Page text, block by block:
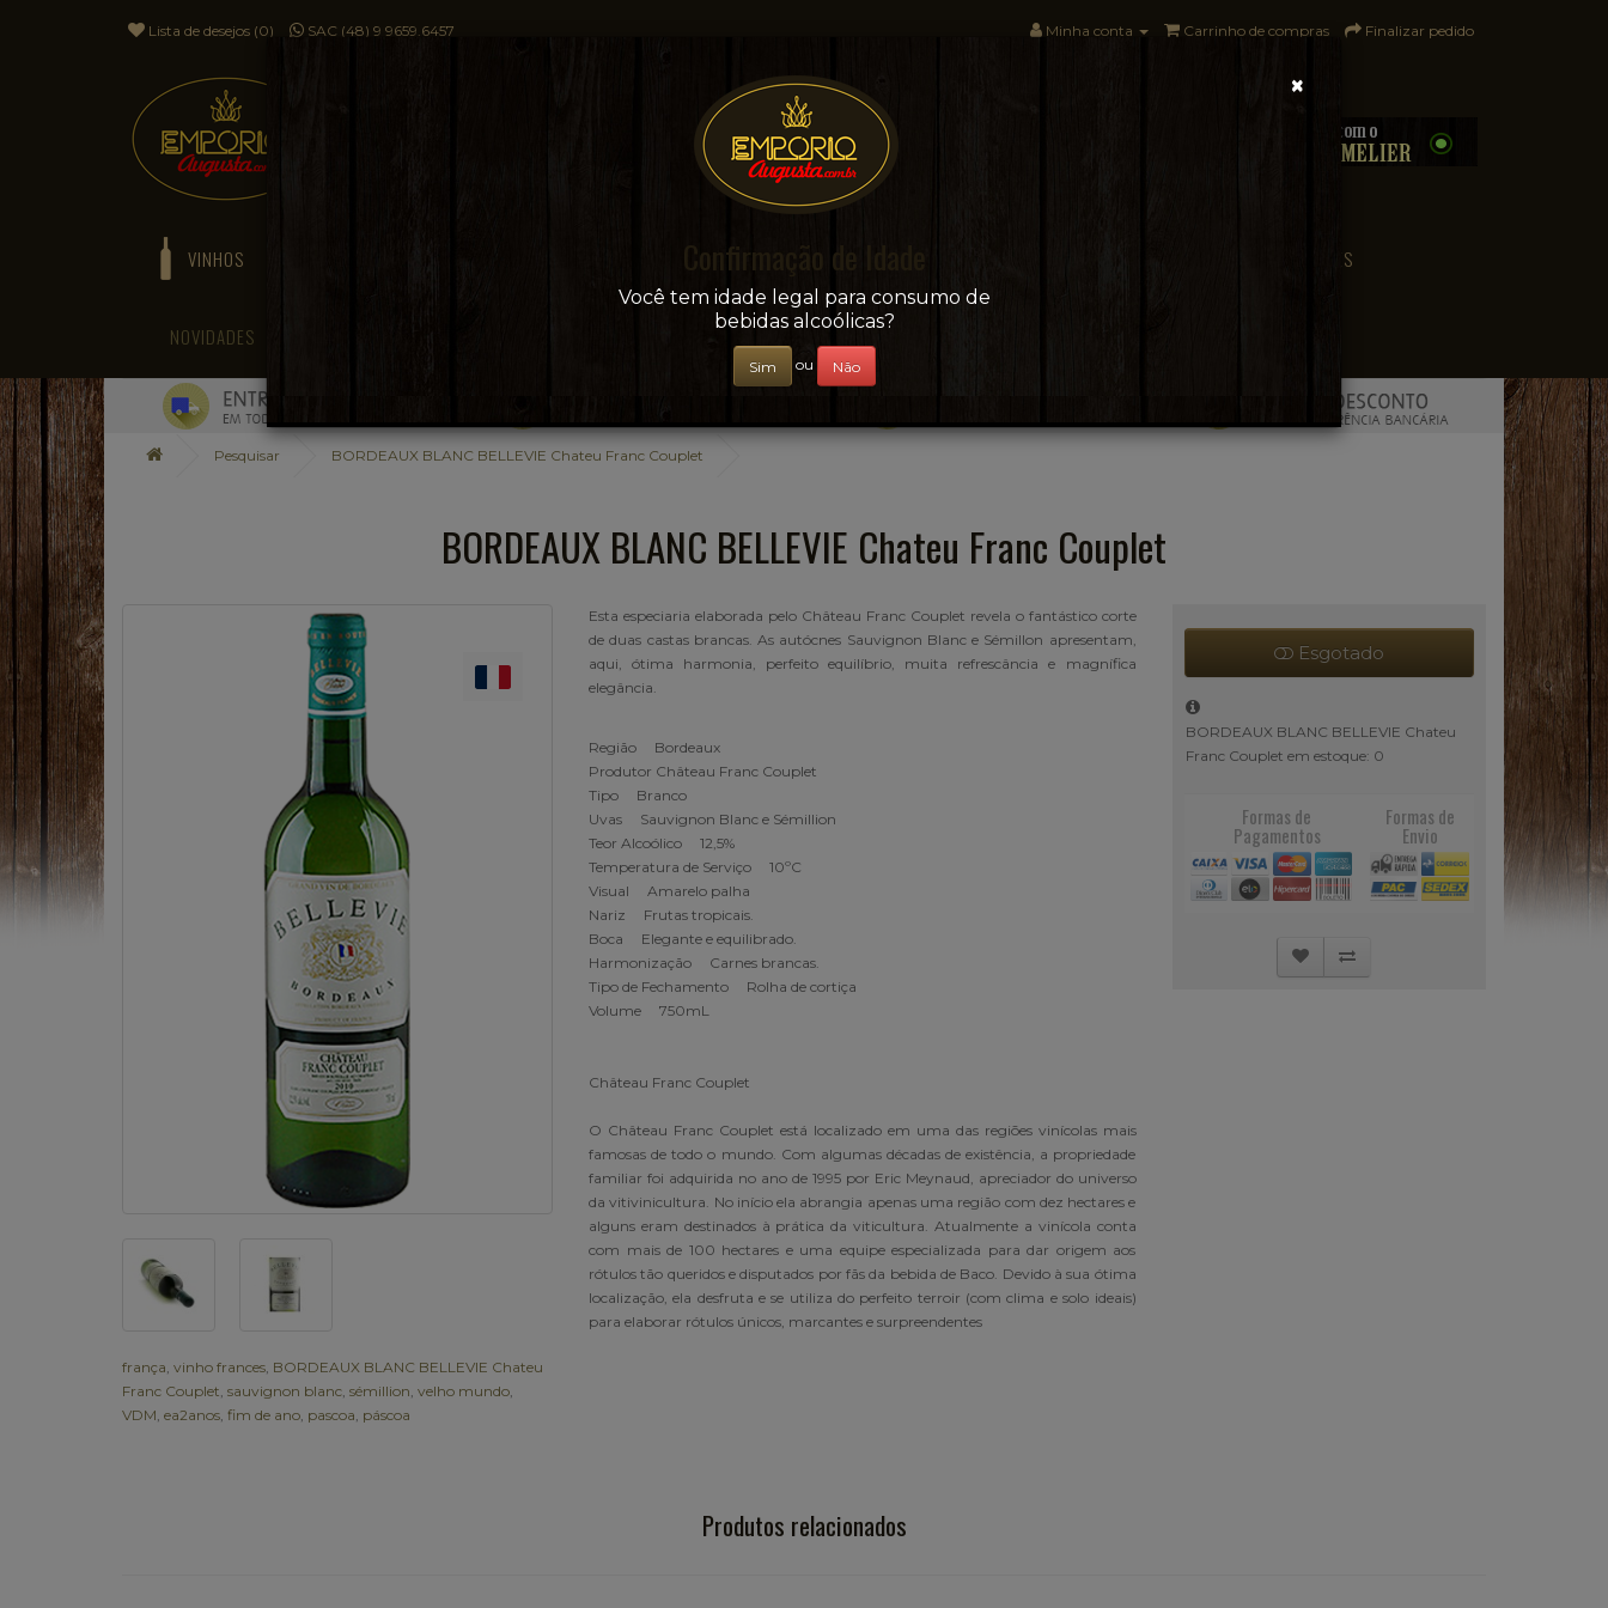
Lista de desejos (0) SAC (48) 9 9659.6457 Minha conta Carrinho de compras Finalizar pedido
Sua conveniência e adega on-line!
VINHOS + BEBIDAS PAÍSES
NOVIDADES
Pesquisar BORDEAUX BLANC BELLEVIE Chateu Franc Couplet
BORDEAUX BLANC BELLEVIE Chateu Franc Couplet
frança vinho frances BORDEAUX BLANC BELLEVIE Chateu
Franc Couplet sauvignon blanc sémillion velho mundo
VDM ea2anos fim de ano pascoa páscoa
Esta especiaria elaborada pelo Château Franc Couplet revela o fantástico corte
de duas castas brancas. As autócnes Sauvignon Blanc e Sémillon apresentam,
aqui, ótima harmonia, perfeito equilíbrio, muita refrescância e magnífica
elegância.
Região Bordeaux
Produtor Château Franc Couplet
Tipo Branco
Uvas Sauvignon Blanc e Sémillion
Teor Alcoólico 12,5%
Temperatura de Serviço 10ºC
Visual Amarelo palha
Nariz Frutas tropicais.
Boca Elegante e equilibrado.
Harmonização Carnes brancas.
Tipo de Fechamento Rolha de cortiça
Volume 750mL
Château Franc Couplet
O Château Franc Couplet está localizado em uma das regiões vinícolas mais
famosas de todo o mundo. Com algumas décadas de existência, a propriedade
familiar foi adquirida no ano de 1995 por Eric Meynaud, apreciador do universo
da vitivinicultura. No início ela abrangia apenas uma região com dez hectares e
alguns eram destinados à prática da viticultura. Atualmente a vinícola conta
com mais de 100 hectares e uma equipe especializada para dar origem aos
rótulos tão queridos e disputados por fãs da bebida de Baco. Devido à sua ótima
localização, ela desfruta e se utiliza do perfeito terroir (com clima e solo ideais)
para elaborar rótulos únicos, marcantes e surpreendentes
Esgotado
BORDEAUX BLANC BELLEVIE Chateu
Franc Couplet em estoque: 0
Formas de
Pagamentos
Formas de
Envio
Produtos relacionados
×
Confirmação de Idade
Você tem idade legal para consumo de
bebidas alcoólicas?
Sim ou Não